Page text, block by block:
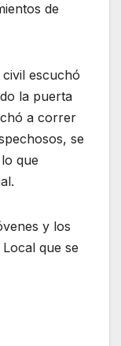
de
escuchó
la puerta
a correr
se
que
y los
que se